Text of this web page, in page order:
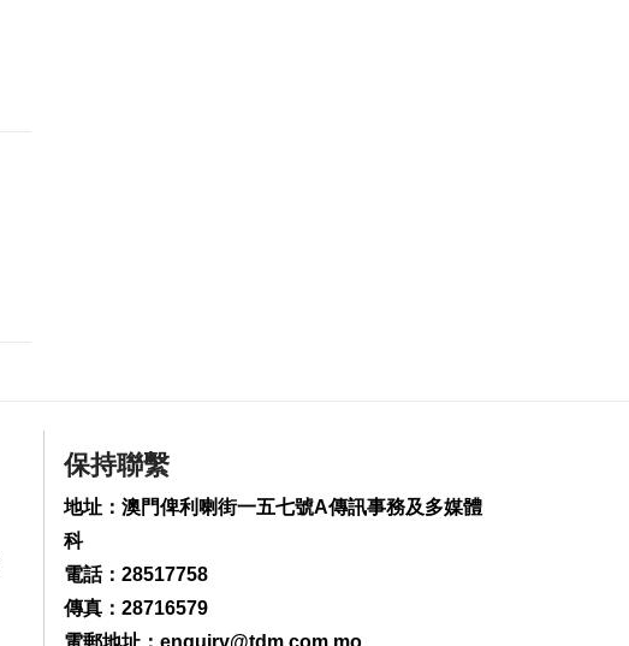
174
0
保持聯繫
地址：澳門俾利喇街一五七號A傳訊事務及多媒體
科
電話：28517758
傳真：28716579
電郵地址： enquiry@tdm.com.mo